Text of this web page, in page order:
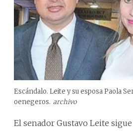
Escándalo. Leite y su esposa Paola
oenegeros. archivo
El senador Gustavo Leite